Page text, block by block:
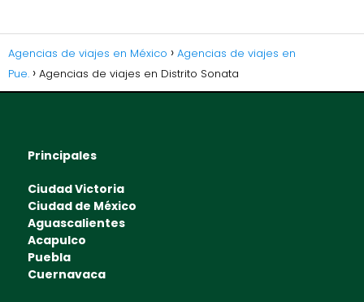
Agencias de viajes en México
Agencias de viajes en
Pue.
Agencias de viajes en Distrito Sonata
Principales
Ciudad Victoria
Ciudad de México
Aguascalientes
Acapulco
Puebla
Cuernavaca